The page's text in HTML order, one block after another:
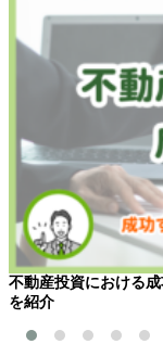
不動産投資における
を紹介